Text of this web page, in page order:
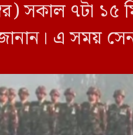
সকাল ৭টা ১৫
এ সময়